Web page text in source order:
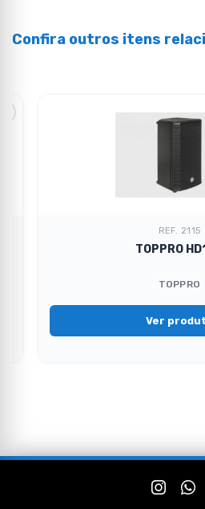
Confira outros itens
REF. 2115
TOPPRO
TOPPRO
Ver